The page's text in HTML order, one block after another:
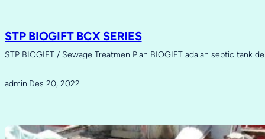
STP BIOGIFT BCX SERIES
STP BIOGIFT / Sewage Treatmen Plan BIOGIFT adalah septic tank
admin·Des 20, 2022